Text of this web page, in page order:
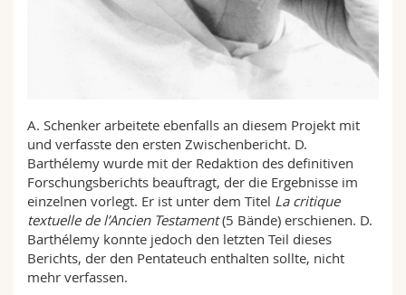
A. Schenker arbeitete ebenfalls an diesem Projekt mit
und verfasste den ersten Zwischenbericht. D.
Barthélemy wurde mit der Redaktion des definitiven
Forschungsberichts beauftragt, der die Ergebnisse im
einzelnen vorlegt. Er ist unter dem Titel La critique
textuelle de l’Ancien Testament(5 Bände) erschienen. D.
Barthélemy konnte jedoch den letzten Teil dieses
Berichts, der den Pentateuch enthalten sollte, nicht
mehr verfassen.